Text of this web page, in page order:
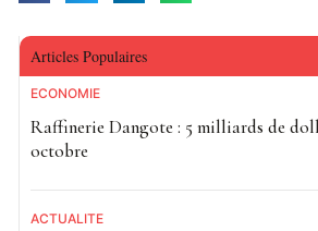
Articles Populaires
ECONOMIE
Raffinerie Dangote : 5 milliards de
octobre
ACTUALITE